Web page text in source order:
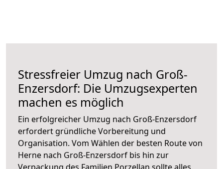
Stressfreier Umzug nach Groß-
Enzersdorf: Die Umzugsexperten
machen es möglich
Ein erfolgreicher Umzug nach Groß-Enzersdorf
erfordert gründliche Vorbereitung und
Organisation. Vom Wählen der besten Route von
Herne nach Groß-Enzersdorf bis hin zur